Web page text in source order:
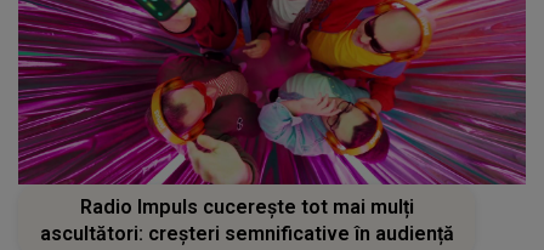
Radio Impuls cucerește tot mai mulți
ascultători: creșteri semnificative în audiență